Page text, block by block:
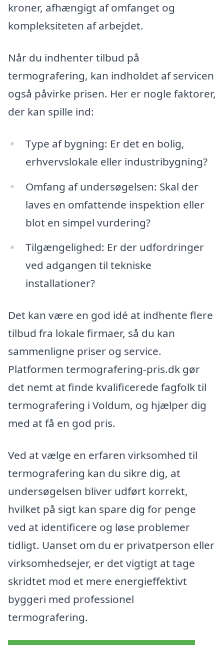
kroner, afhængigt af omfanget og
kompleksiteten af arbejdet.
Når du indhenter tilbud på
termografering, kan indholdet af servicen
også påvirke prisen. Her er nogle faktorer,
der kan spille ind:
Type af bygning: Er det en bolig,
erhvervslokale eller industribygning?
Omfang af undersøgelsen: Skal der
laves en omfattende inspektion eller
blot en simpel vurdering?
Tilgængelighed: Er der udfordringer
ved adgangen til tekniske
installationer?
Det kan være en god idé at indhente flere
tilbud fra lokale firmaer, så du kan
sammenligne priser og service.
Platformen termografering-pris.dk gør
det nemt at finde kvalificerede fagfolk til
termografering i Voldum, og hjælper dig
med at få en god pris.
Ved at vælge en erfaren virksomhed til
termografering kan du sikre dig, at
undersøgelsen bliver udført korrekt,
hvilket på sigt kan spare dig for penge
ved at identificere og løse problemer
tidligt. Uanset om du er privatperson eller
virksomhedsejer, er det vigtigt at tage
skridtet mod et mere energieffektivt
byggeri med professionel
termografering.